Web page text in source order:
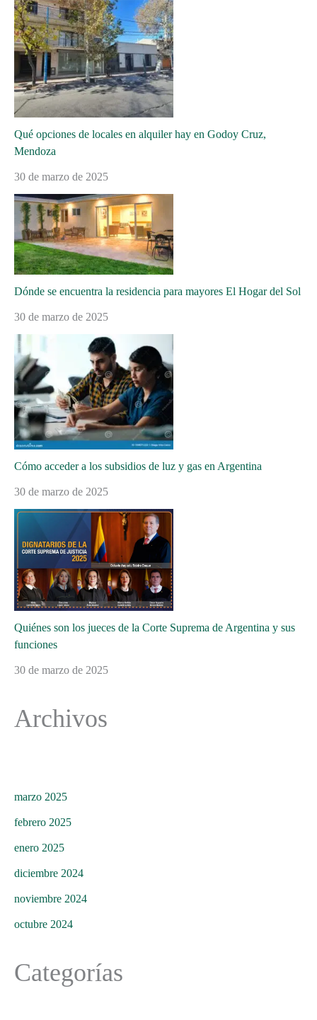
Qué opciones de locales en alquiler hay en Godoy Cruz,
Mendoza
30 de marzo de 2025
Dónde se encuentra la residencia para mayores El Hogar del Sol
30 de marzo de 2025
Cómo acceder a los subsidios de luz y gas en Argentina
30 de marzo de 2025
Quiénes son los jueces de la Corte Suprema de Argentina y sus
funciones
30 de marzo de 2025
Archivos
marzo 2025
febrero 2025
enero 2025
diciembre 2024
noviembre 2024
octubre 2024
Categorías